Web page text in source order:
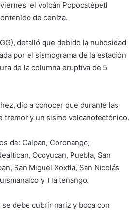
el volcán Popocatépetl
de ceniza.
detalló que debido la nubosidad
por el sismograma de la estación
de la columna eruptiva de 5
dio a conocer que durante las
tremor y un sismo volcanotectónico.
de: Calpan, Coronango,
Ocoyucan, Puebla, San
San Miguel Xoxtla, San Nicolás
y Tlaltenango.
debe cubrir nariz y boca con